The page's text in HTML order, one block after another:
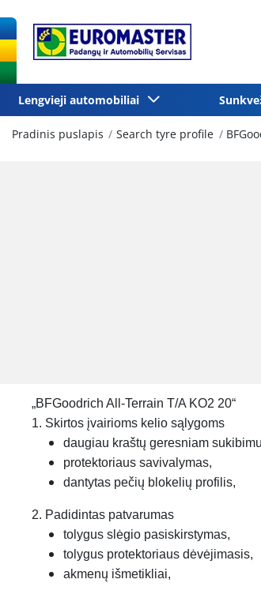
Lengvieji automobiliai
Pradinis puslapis Search tyre profile
„BFGoodrich All-Terrain T/A KO2 20“
1. Skirtos įvairioms kelio sąlygoms
daugiau kraštų geresniam
protektoriaus savivalymas,
dantytas pečių blokelių profilis,
2. Padidintas patvarumas
tolygus slėgio pasiskirstymas,
tolygus protektoriaus dėvėjimasis,
akmenų išmetikliai,